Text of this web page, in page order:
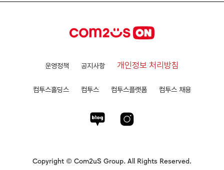
운영정책 공지사항 개인정보 처리방침
컴투스홀딩스 컴투스 컴투스플랫폼 컴투스 채용
Copyright © Com2uS Group. All Rights Reserved.